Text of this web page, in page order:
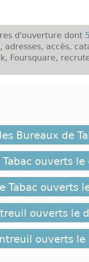
d'ouverture dont
, adresses, accès,
Foursquare,
qui représentent
Baren. Il y a de
lèvres, les
cigares, de pipes,
pour ouvrir un
:
pour dénicher un
découvrirez
de Chavaux et
sympas
Bureaux de
ouverts
Tabac ouverts
ouverts le
ouverts